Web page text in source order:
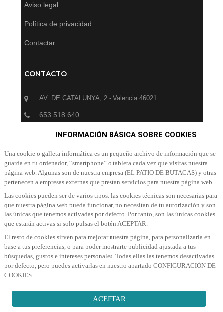
Aviso legal
Política de privacidad
Contactar
CONTACTO
AV. DE CATALUNYA, 2 - Valencia 46021
653 518 640
info@patiodebutacas.com
SUSCRÍBETE A NUESTRA NEWSLETTER
Suscribete a nuestra Newsletter para recibir las últimas
noticias y ofertas
SUSCRIBIR A NEWSLETTER
INFORMACIÓN BÁSICA SOBRE COOKIES
Una cookie o galleta informática es un pequeño archivo de información que se
guarda en tu ordenador, “smartphone” o tableta cada vez que visitas nuestra
página web. Algunas son de nuestra empresa (EL PATIO DE BUTACAS) y otras
pertenecen a empresas externas que prestan servicios para nuestra página web.
Las cookies pueden ser de varios tipos: las cookies técnicas son necesarias para
que nuestra página web pueda funcionar, no necesitan de tu autorización y son
las únicas que tenemos activadas por defecto. Por tanto, son las únicas cookies
que estarán activas si solo pulsas el botón ACEPTAR.
El resto de cookies sirven para mejorar nuestra página, para personalizarla en
base a tus preferencias, o para poder mostrarte publicidad ajustada a tus
búsquedas, gustos e intereses personales. Todas ellas las tenemos desactivadas
por defecto, pero puedes activarlas en nuestro apartado CONFIGURACIÓN DE
COOKIES.
ACEPTAR